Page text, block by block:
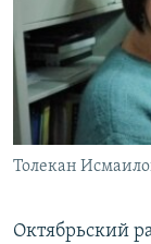
Толекан
Октябрьский